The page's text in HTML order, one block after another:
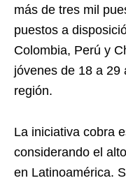
más de tres mil
puestos a
Colombia, Perú y
jóvenes de 18 a 29
región.
La iniciativa cobra
considerando el
en Latinoamérica.